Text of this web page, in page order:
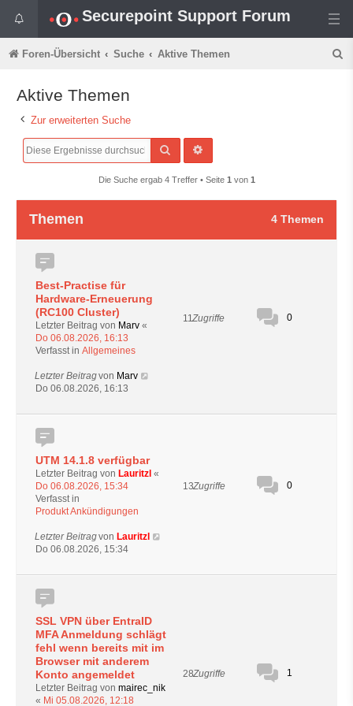
Securepoint Support Forum
Foren-Übersicht Suche Aktive Themen
Aktive Themen
Zur erweiterten Suche
Suche
Die Suche ergab 4 Treffer • Seite 1 von 1
Themen 4 Themen
Best-Practise für
Hardware-Erneuerung
(RC100 Cluster)
Letzter Beitrag von Marv «
Do 06.08.2026, 16:13
Verfasst in Allgemeines
11Zugriffe 0
Letzter Beitragvon Marv
Do 06.08.2026, 16:13
UTM 14.1.8 verfügbar
Letzter Beitrag von Lauritzl «
Do 06.08.2026, 15:34
Verfasst in
Produkt Ankündigungen
13Zugriffe 0
Letzter Beitragvon Lauritzl
Do 06.08.2026, 15:34
SSL VPN über EntraID
MFA Anmeldung schlägt
fehl wenn bereits mit im
Browser mit anderem
Konto angemeldet
Letzter Beitrag von mairec_nik
« Mi 05.08.2026, 12:18
28Zugriffe 1